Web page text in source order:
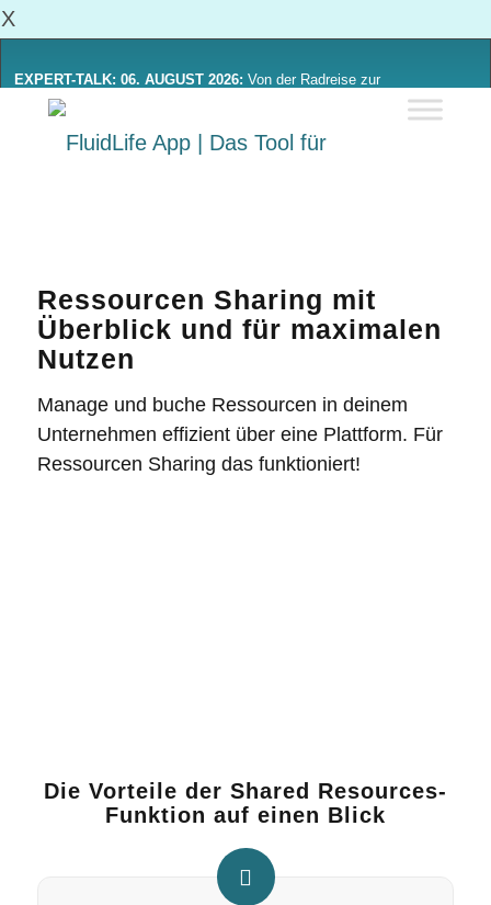
X
EXPERT-TALK: 06. AUGUST 2026: Von der Radreise zur
Alltagsmobilität: Was sich von Radinitiativen lernen lässt
Ressourcen Sharing mit
Überblick und für maximalen
Nutzen
Manage und buche Ressourcen in deinem
Unternehmen effizient über eine Plattform. Für
Ressourcen Sharing das funktioniert!
Die Vorteile der Shared Resources-
Funktion auf einen Blick